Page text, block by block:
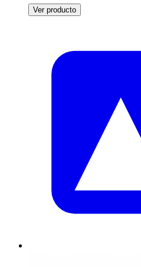
Ver producto